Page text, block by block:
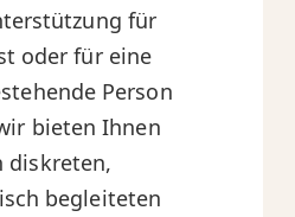
für
oder für eine
Person
bieten Ihnen
diskreten,
begleiteten